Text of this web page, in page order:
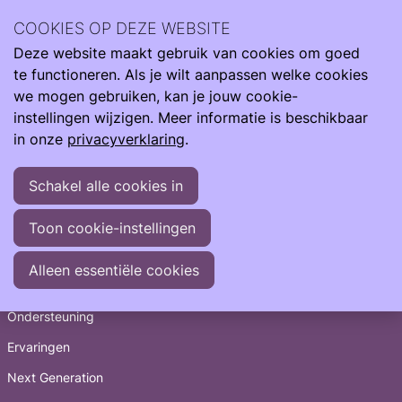
Zoeken
Archief 2024 juni 2024
Archief > 2024 > juni
12-06-2024-Oproep verhalen KM november 2024
01-06-2024-Prematuur geboren kinderen op de
basisschool – wat is hun ontwikkelingsperspectief?
Snel naar
Informatie
Ondersteuning
Ervaringen
Next Generation
COOKIES OP DEZE WEBSITE
Deze website maakt gebruik van cookies om goed
te functioneren. Als je wilt aanpassen welke cookies
we mogen gebruiken, kan je jouw cookie-
instellingen wijzigen. Meer informatie is beschikbaar
in onze privacyverklaring.
Schakel alle cookies in
Toon cookie-instellingen
Alleen essentiële cookies